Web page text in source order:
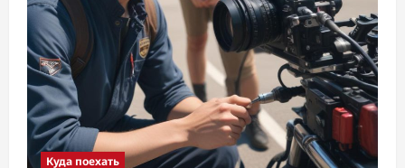
Куда поехать